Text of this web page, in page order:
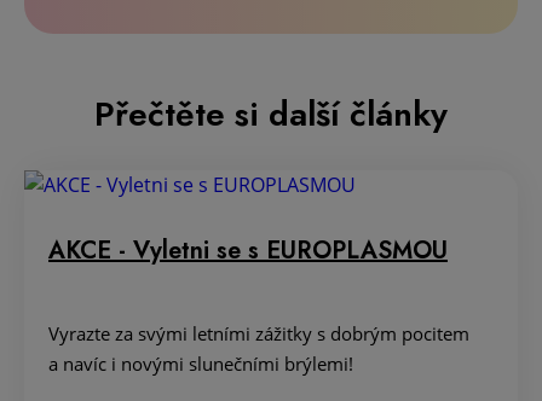
Přečtěte si další články
AKCE - Vyletni se s EUROPLASMOU
Vyrazte za svými letními zážitky s dobrým pocitem
a navíc i novými slunečními brýlemi!